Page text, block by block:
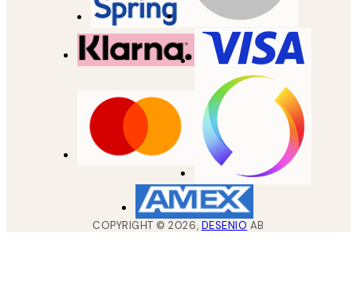
COPYRIGHT ©2026, DESENIO AB